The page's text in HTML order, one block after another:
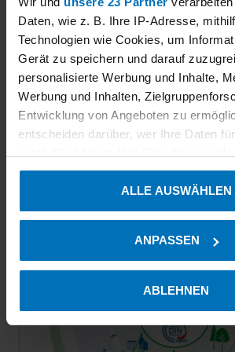
Daten, wie z. B. Ihre IP-Adresse,
Technologien wie Cookies, um
Gerät zu speichern und darauf
personalisierte Werbung und Inhalte,
Werbung und Inhalten,
Entwicklung von Angeboten zu
entscheiden darüber, wer Ihre Daten
Cookie-Erklärung oder durch Klicken
Trigger Symbol ändern oder widerrufen
Informationen über Ihre
welche bis auf einige Meter genau
Ihr Gerät durch aktives Scannen
Erfahren Sie mehr darüber, wie Ihre
verarbeitet werden, und legen Sie Ihre
ALLE AUSWÄHLEN
ANPASSEN
ABLEHNEN
Wärmepumpen KEYMARK
Zusatzstoffe
Unsere Leistungen im